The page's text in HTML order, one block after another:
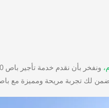
لك تجربة مريحة ومميزة مع